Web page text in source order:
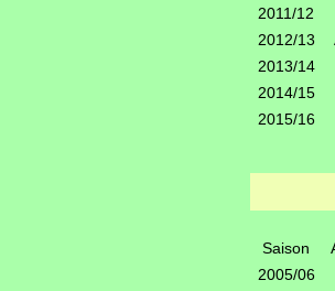
2011/12
2012/13
2013/14
2014/15
2015/16
Saison
2005/06